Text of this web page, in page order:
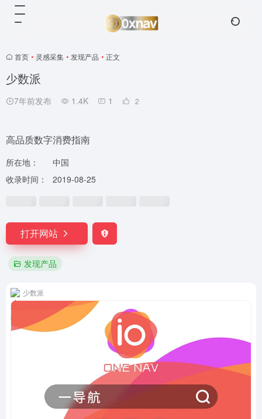
首页 • 灵感采集 • 发现产品 • 正文
少数派
7年前发布 1.4K 1 2
高品质数字消费指南
所在地：
中国
收录时间：
2019-08-25
打开网站
发现产品
少数派